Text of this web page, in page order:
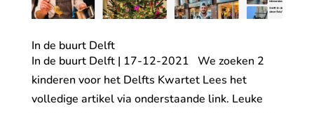
In de buurt Delft
In de buurt Delft | 17-12-2021 We zoeken 2
kinderen voor het Delfts Kwartet Lees het
volledige artikel via onderstaande link. Leuke